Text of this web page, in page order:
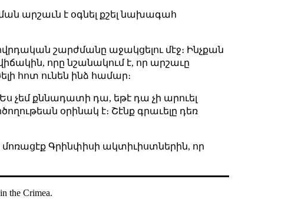
արշաւն է օգնել քշել նախագահ
շարժմանը աջակցելու մէջ։ Ինչքան
որը նշանակում է, որ արշաւը
հոտ ունեն ինձ համար։
չեմ քննադատի դա, եթէ դա չի արուել
օրինակ է։ Շէնք գրաւելը դեռ
մոռացէքԳրինփիսի ակտիւիստներին, որ
the Crimea.